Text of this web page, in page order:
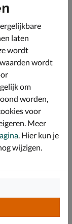
het de
aan je
dat bekend
werking.
licht profiel.
laten
wordt
wordt
om
worden,
voor
Meer
. Hier kun je
wijzigen.